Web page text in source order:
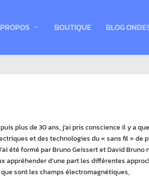
BOUTIQUE BLOG
plus de 30 ans, j’ai pris conscience il y a
et des technologies du « sans fil » de
été formé par Bruno Geissert et David Bruno
appréhender d’une part les différentes
sont les champs électromagnétiques,